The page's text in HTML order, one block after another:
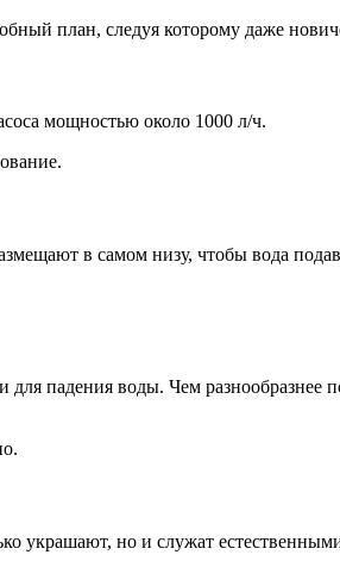
план, следуя которому даже
мощностью около 1000 л/ч.
в самом низу, чтобы вода
для падения воды. Чем разнообразнее
украшают, но и служат